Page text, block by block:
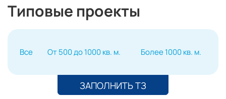
Типовые проекты
Все От 500 до 1000 кв. м. Более 1000 кв. м.
ЗАПОЛНИТЬ ТЗ